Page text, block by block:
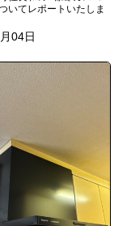
いてレポートいたしま
04日